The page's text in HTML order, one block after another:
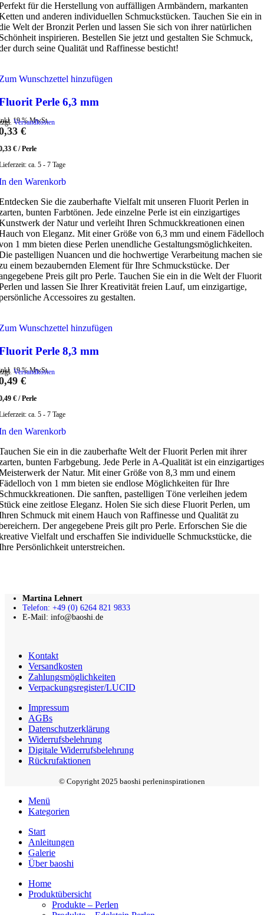
für die Herstellung von auffälligen Armbändern, markanten
und anderen individuellen Schmuckstücken. Tauchen Sie ein in
Welt der Bronzit Perlen und lassen Sie sich von ihrer natürlichen
inspirieren. Bestellen Sie jetzt und gestalten Sie Schmuck,
durch seine Qualität und Raffinesse besticht!
Wunschzettel hinzufügen
Perle 6,3 mm
19 % MwSt.
Versandkosten
€
€ /Perle
ca. 5 - 7 Tage
den Warenkorb
Sie die zauberhafte Vielfalt mit unseren Fluorit Perlen in
bunten Farbtönen. Jede einzelne Perle ist ein einzigartiges
der Natur und verleiht Ihren Schmuckkreationen einen
von Eleganz. Mit einer Größe von 6,3 mm und einem Fädelloch
1 mm bieten diese Perlen unendliche Gestaltungsmöglichkeiten.
pastelligen Nuancen und die hochwertige Verarbeitung machen sie
einem bezaubernden Element für Ihre Schmuckstücke. Der
Preis gilt pro Perle. Tauchen Sie ein in die Welt der Fluorit
und lassen Sie Ihrer Kreativität freien Lauf, um einzigartige,
Accessoires zu gestalten.
Wunschzettel hinzufügen
Perle 8,3 mm
19 % MwSt.
Versandkosten
€
€ /Perle
ca. 5 - 7 Tage
den Warenkorb
Sie ein in die zauberhafte Welt der Fluorit Perlen mit ihrer
bunten Farbgebung. Jede Perle in A-Qualität ist ein einzigartiges
der Natur. Mit einer Größe von 8,3 mm und einem
von 1 mm bieten sie endlose Möglichkeiten für Ihre
Die sanften, pastelligen Töne verleihen jedem
eine zeitlose Eleganz. Holen Sie sich diese Fluorit Perlen, um
Schmuck mit einem Hauch von Raffinesse und Qualität zu
Der angegebene Preis gilt pro Perle. Erforschen Sie die
Vielfalt und erschaffen Sie individuelle Schmuckstücke, die
Persönlichkeit unterstreichen.
Martina Lehnert
Telefon: +49 (0) 6264 821 9833
E-Mail: info@baoshi.de
Kontakt
Versandkosten
Zahlungsmöglichkeiten
Verpackungsregister/LUCID
Impressum
AGBs
Datenschutzerklärung
Widerrufsbelehrung
Digitale Widerrufsbelehrung
Rückrufaktionen
© Copyright 2025 baoshi perleninspirationen
Menü
Kategorien
Start
Anleitungen
Galerie
Über baoshi
Home
Produktübersicht
Produkte – Perlen